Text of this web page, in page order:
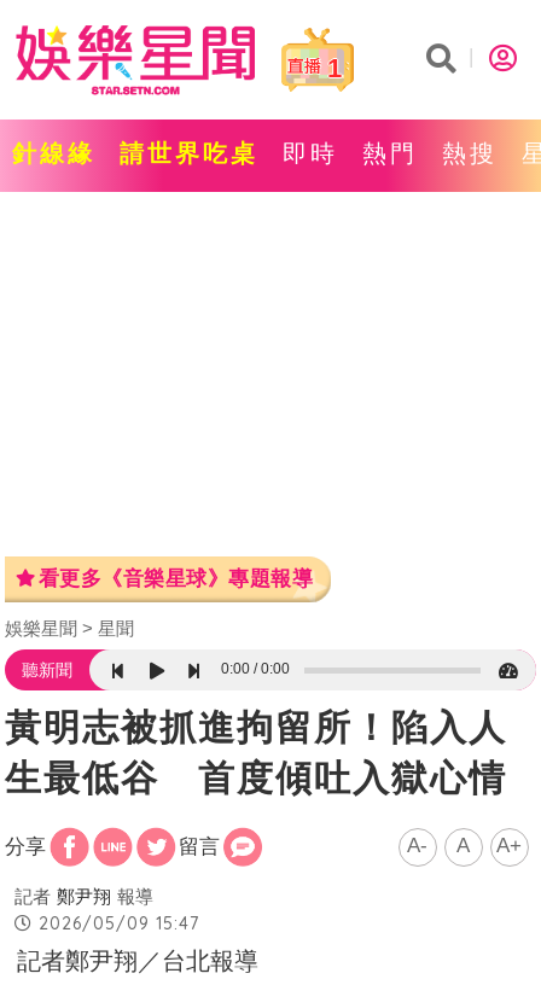
1
針線緣 請世界吃桌 即時 熱門 熱搜
看更多《音樂星球》專題報導
娛樂星聞 星聞
聽新聞 0:00 0:00
黃明志被抓進拘留所！陷入人
生最低谷 首度傾吐入獄心情
分享 留言 A- A A+
記者 鄭尹翔 報導
2026/05/09 15:47
記者鄭尹翔／台北報導